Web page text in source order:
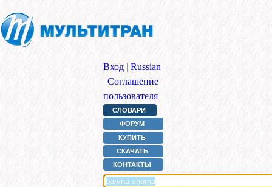
Вход | Russian
| Соглашение
пользователя
СЛОВАРИ
ФОРУМ
КУПИТЬ
СКАЧАТЬ
КОНТАКТЫ